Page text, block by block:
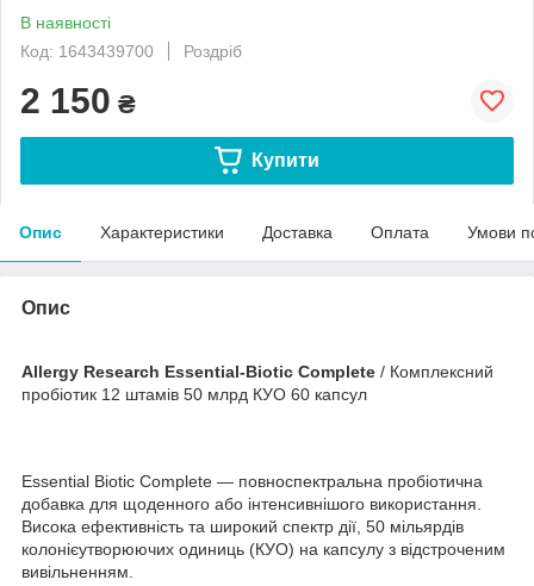
В наявності
Код: 1643439700
Роздріб
2 150 ₴
Купити
Опис Характеристики Доставка Оплата Умови
Опис
Allergy Research Essential-Biotic Complete / Комплексний
пробіотик 12 штамів 50 млрд КУО 60 капсул
Essential Biotic Complete — повноспектральна пробіотична
добавка для щоденного або інтенсивнішого використання.
Висока ефективність та широкий спектр дії, 50 мільярдів
колонієутворюючих одиниць (КУО) на капсулу з відстроченим
вивільненням.